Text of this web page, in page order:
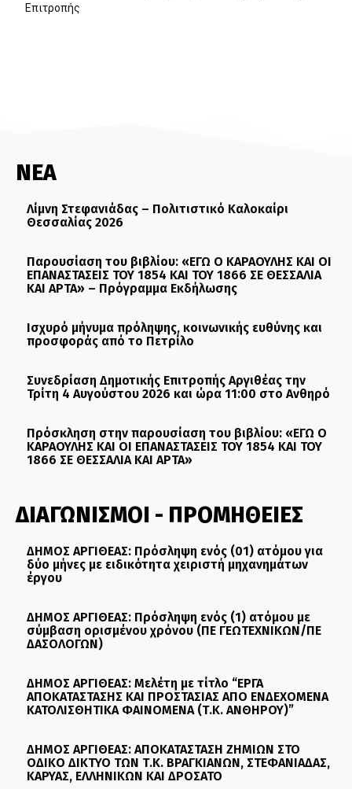
Επιτροπής
ΝΕΑ
Λίμνη Στεφανιάδας – Πολιτιστικό Καλοκαίρι
Θεσσαλίας 2026
Παρουσίαση του βιβλίου: «ΕΓΩ Ο ΚΑΡΑΟΥΛΗΣ ΚΑΙ ΟΙ
ΕΠΑΝΑΣΤΑΣΕΙΣ ΤΟΥ 1854 ΚΑΙ ΤΟΥ 1866 ΣΕ ΘΕΣΣΑΛΙΑ
ΚΑΙ ΑΡΤΑ» – Πρόγραμμα Εκδήλωσης
Ισχυρό μήνυμα πρόληψης, κοινωνικής ευθύνης και
προσφοράς από το Πετρίλο
Συνεδρίαση Δημοτικής Επιτροπής Αργιθέας την
Τρίτη 4 Αυγούστου 2026 και ώρα 11:00 στο Ανθηρό
Πρόσκληση στην παρουσίαση του βιβλίου: «ΕΓΩ Ο
ΚΑΡΑΟΥΛΗΣ ΚΑΙ ΟΙ ΕΠΑΝΑΣΤΑΣΕΙΣ ΤΟΥ 1854 ΚΑΙ ΤΟΥ
1866 ΣΕ ΘΕΣΣΑΛΙΑ ΚΑΙ ΑΡΤΑ»
ΔΙΑΓΩΝΙΣΜΟΙ - ΠΡΟΜΗΘΕΙΕΣ
ΔΗΜΟΣ ΑΡΓΙΘΕΑΣ: Πρόσληψη ενός (01) ατόμου για
δύο μήνες με ειδικότητα χειριστή μηχανημάτων
έργου
ΔΗΜΟΣ ΑΡΓΙΘΕΑΣ: Πρόσληψη ενός (1) ατόμου με
σύμβαση ορισμένου χρόνου (ΠΕ ΓΕΩΤΕΧΝΙΚΩΝ/ΠΕ
ΔΑΣΟΛΟΓΩΝ)
ΔΗΜΟΣ ΑΡΓΙΘΕΑΣ: Μελέτη με τίτλο “ΕΡΓΑ
ΑΠΟΚΑΤΑΣΤΑΣΗΣ ΚΑΙ ΠΡΟΣΤΑΣΙΑΣ ΑΠΟ ΕΝΔΕΧΟΜΕΝΑ
ΚΑΤΟΛΙΣΘΗΤΙΚΑ ΦΑΙΝΟΜΕΝΑ (Τ.Κ. ΑΝΘΗΡΟΥ)”
ΔΗΜΟΣ ΑΡΓΙΘΕΑΣ: ΑΠΟΚΑΤΑΣΤΑΣΗ ΖΗΜΙΩΝ ΣΤΟ
ΟΔΙΚΟ ΔΙΚΤΥΟ ΤΩΝ Τ.Κ. ΒΡΑΓΚΙΑΝΩΝ, ΣΤΕΦΑΝΙΑΔΑΣ,
ΚΑΡΥΑΣ, ΕΛΛΗΝΙΚΩΝ ΚΑΙ ΔΡΟΣΑΤΟ